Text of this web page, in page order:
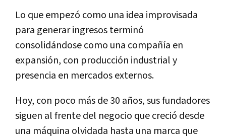
Lo que empezó como una idea improvisada
para generar ingresos terminó
consolidándose como una compañía en
expansión, con producción industrial y
presencia en mercados externos.
Hoy, con poco más de 30 años, sus fundadores
siguen al frente del negocio que creció desde
una máquina olvidada hasta una marca que